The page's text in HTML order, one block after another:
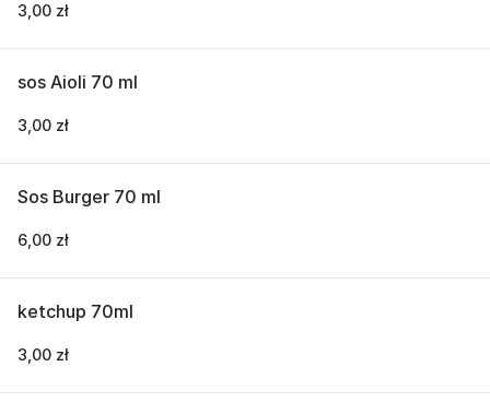
3,00 zł
sos Aioli 70 ml
3,00 zł
Sos Burger 70 ml
6,00 zł
ketchup 70ml
3,00 zł